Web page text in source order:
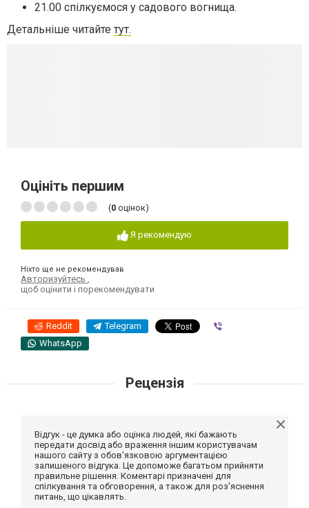
21.00 спілкуємося у садового вогнища.
Детальніше читайте тут.
Оцініть першим
(0 оцінок)
Я рекомендую
Ніхто ще не рекомендував
Авторизуйтесь
щоб оцінити і порекомендувати
Reddit Telegram
WhatsApp
Рецензія
Відгук - це думка або оцінка людей, які бажають
передати досвід або враження іншим користувачам
нашого сайту з обов'язковою аргументацією
залишеного відгука. Це допоможе багатьом прийняти
правильне рішення. Коментарі призначені для
спілкування та обговорення, а також для роз'яснення
питань, що цікавлять.